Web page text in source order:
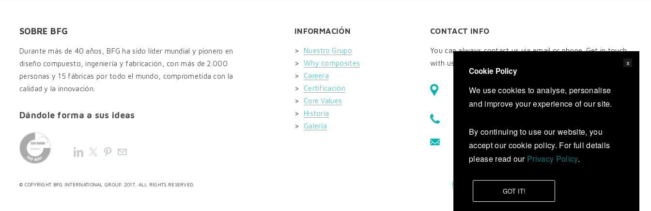
SOBRE BFG
Durante más de 40 años, BFG ha sido líder mundial y pionero en
diseño compuesto, ingeniería y fabricación, con más de 2.000
personas y 15 fábricas por todo el mundo, comprometida con la
calidad y la innovación.
Dándole forma a sus ideas
INFORMACIÓN
> Nuestro Grupo
> Why composites
> Careera
> Certificación
> Core Values
> Historia
> Galería
CONTACT INFO
You can always contact us via email or phone. Get in touch
with us today to find out more about our services.
ideas@bfginternational.com
© COPYRIGHT BFG INTERNATIONAL GROUP 2017. ALL RIGHTS RESERVED. Privacy Policy Terms of Service
x
Cookie Policy
We use cookies to analyse, personalise
and improve your experience of our site.
By continuing to use our website, you
accept our cookie policy. For full details
please read our Privacy Policy.
GOT IT!